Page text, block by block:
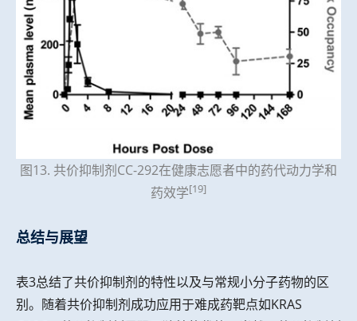
图13. 共价抑制剂CC-292在健康志愿者中的药代动力学和
药效学[19]
总结与展望
表3总结了共价抑制剂的特性以及与常规小分子药物的区
别。随着共价抑制剂成功应用于难成药靶点如KRAS